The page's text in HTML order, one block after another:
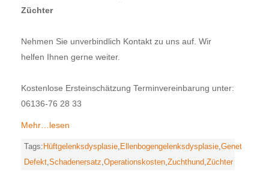
Züchter
Nehmen Sie unverbindlich Kontakt zu uns auf. Wir
helfen Ihnen gerne weiter.
Kostenlose Ersteinschätzung Terminvereinbarung unter:
06136-76 28 33
Mehr…lesen
Tags: Hüftgelenksdysplasie Ellenbogengelenksdysplasie Genetischer
Defekt Schadenersatz Operationskosten Zuchthund Züchter